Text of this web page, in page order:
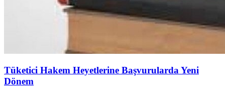
Tüketici Hakem Heyetlerine Başvurularda Yeni
Dönem